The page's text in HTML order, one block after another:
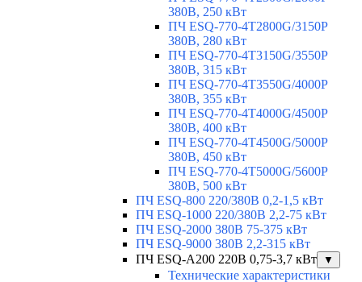
380В, 250 кВт
ПЧ ESQ-770-4T2800G/3150P
380В, 280 кВт
ПЧ ESQ-770-4T3150G/3550P
380В, 315 кВт
ПЧ ESQ-770-4T3550G/4000P
380В, 355 кВт
ПЧ ESQ-770-4T4000G/4500P
380В, 400 кВт
ПЧ ESQ-770-4T4500G/5000P
380В, 450 кВт
ПЧ ESQ-770-4T5000G/5600P
380В, 500 кВт
ПЧ ESQ-800 220/380В 0,2-1,5 кВт
ПЧ ESQ-1000 220/380В 2,2-75 кВт
ПЧ ESQ-2000 380В 75-375 кВт
ПЧ ESQ-9000 380В 2,2-315 кВт
ПЧ ESQ-A200 220В 0,75-3,7 кВт
▼
Технические характеристики